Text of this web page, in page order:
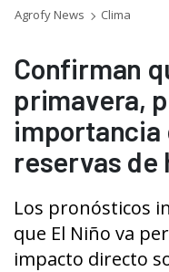
Agrofy News Clima
Confirman
primavera,
importancia
reservas de
Los pronósticos
que El Niño va
impacto directo